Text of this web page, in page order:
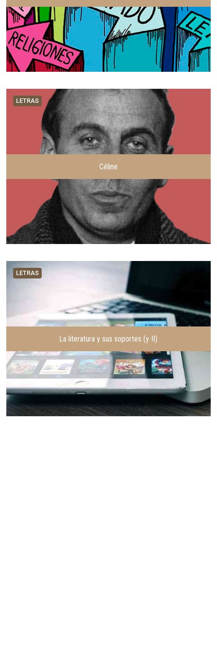
LETRAS
Céline
LETRAS
La literatura y sus soportes (y II)